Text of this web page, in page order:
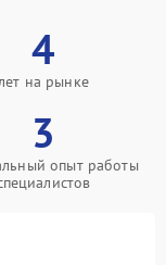
4
на рынке
3
опыт работы